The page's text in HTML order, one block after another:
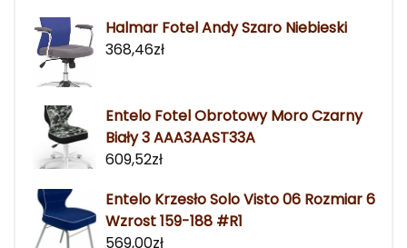
Halmar Fotel Andy Szaro Niebieski
368,46zł
Entelo Fotel Obrotowy Moro Czarny
Biały 3 AAA3AAST33A
609,52zł
Entelo Krzesło Solo Visto 06 Rozmiar 6
Wzrost 159-188 #R1
569,00zł